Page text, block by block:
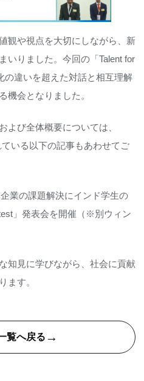
観や視点を大切にしながら、新
いりました。今回の「Talent for
の違いを超えた対話と相互理解
機会となりました。
よび全体概要については、
いる以下の記事もあわせてご
業の課題解決にインド学生の
」発表会を開催 （※別ウィン
知見に学びながら、社会に貢献
ます。
覧へ戻る →